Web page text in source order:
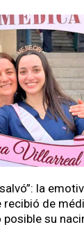
la
de
su